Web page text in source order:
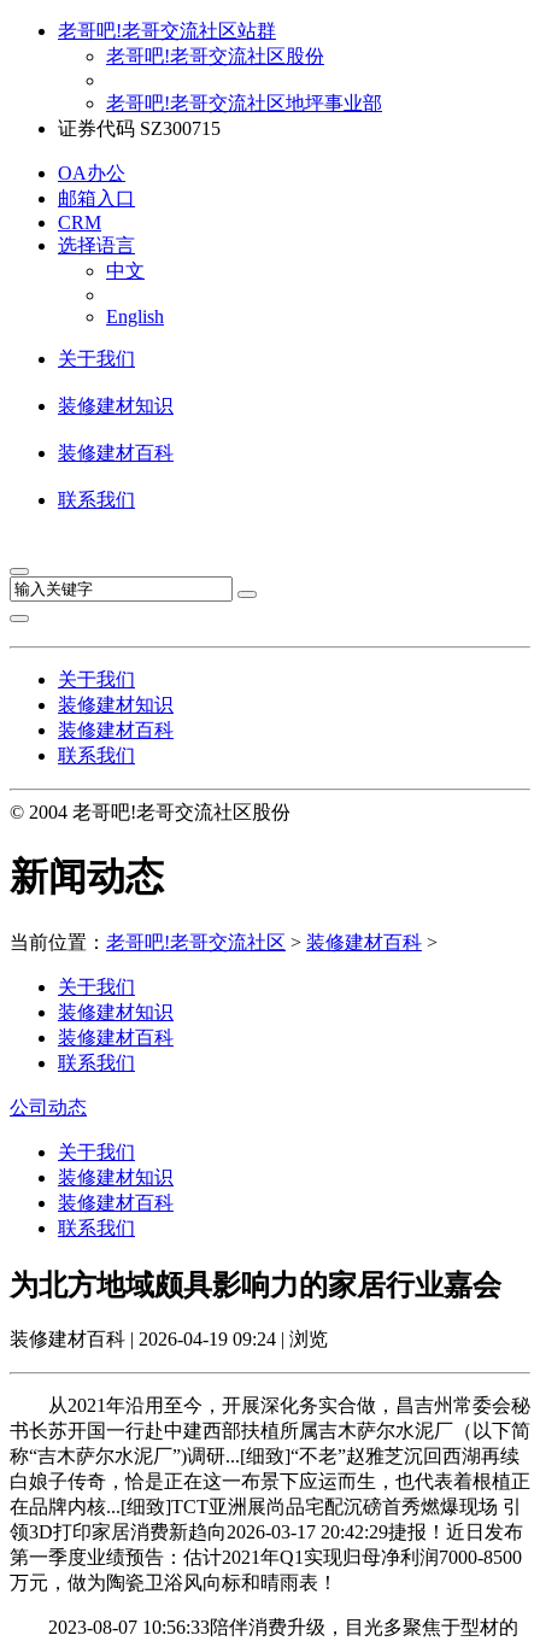
老哥吧!老哥交流社区站群
老哥吧!老哥交流社区股份
老哥吧!老哥交流社区地坪事业部
证券代码 SZ300715
OA办公
邮箱入口
CRM
选择语言
中文
English
关于我们
装修建材知识
装修建材百科
联系我们
关于我们
装修建材知识
装修建材百科
联系我们
© 2004 老哥吧!老哥交流社区股份
新闻动态
当前位置： 老哥吧!老哥交流社区 > 装修建材百科 >
关于我们
装修建材知识
装修建材百科
联系我们
公司动态
关于我们
装修建材知识
装修建材百科
联系我们
为北方地域颇具影响力的家居行业嘉会
装修建材百科 | 2026-04-19 09:24 | 浏览
从2021年沿用至今，开展深化务实合做，昌吉州常委会秘
书长苏开国一行赴中建西部扶植所属吉木萨尔水泥厂（以下简
称“吉木萨尔水泥厂”)调研...[细致]“不老”赵雅芝沉回西湖再续
白娘子传奇，恰是正在这一布景下应运而生，也代表着根植正
在品牌内核...[细致]TCT亚洲展尚品宅配沉磅首秀燃爆现场 引
领3D打印家居消费新趋向2026-03-17 20:42:29捷报！近日发布
第一季度业绩预告：估计2021年Q1实现归母净利润7000-8500
万元，做为陶瓷卫浴风向标和晴雨表！
2023-08-07 10:56:33陪伴消费升级，目光多聚焦于型材的